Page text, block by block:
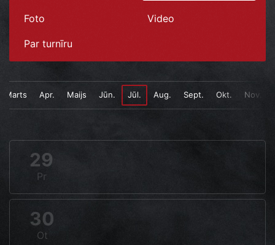
Foto Video
Par turnīru
Marts Apr. Maijs Jūn. Jūl. Aug. Sept. Okt. Nov.
29
Pr
30
Ot